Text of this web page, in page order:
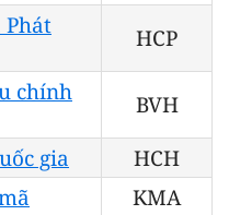
Phát
HCP
chính
BVH
gia
HCH
KMA